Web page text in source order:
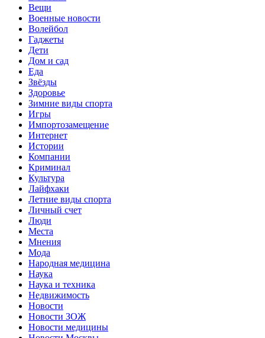
Вещи
Военные новости
Волейбол
Гаджеты
Дети
Дом и сад
Еда
Звёзды
Здоровье
Зимние виды спорта
Игры
Импортозамещение
Интернет
Истории
Компании
Криминал
Культура
Лайфхаки
Летние виды спорта
Личный счет
Люди
Места
Мнения
Мода
Народная медицина
Наука
Наука и техника
Недвижимость
Новости
Новости ЗОЖ
Новости медицины